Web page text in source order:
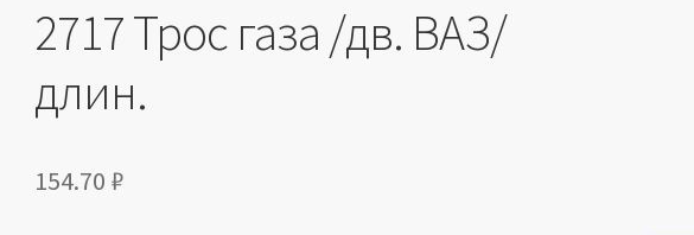
2717 Трос газа /дв. ВАЗ/
длин.
154.70 ₽